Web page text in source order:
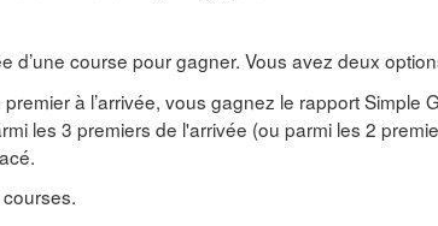
d’une course pour gagner. Vous avez deux
à l’arrivée, vous gagnez le rapport Simple
les 3 premiers de l'arrivée (ou parmi les 2